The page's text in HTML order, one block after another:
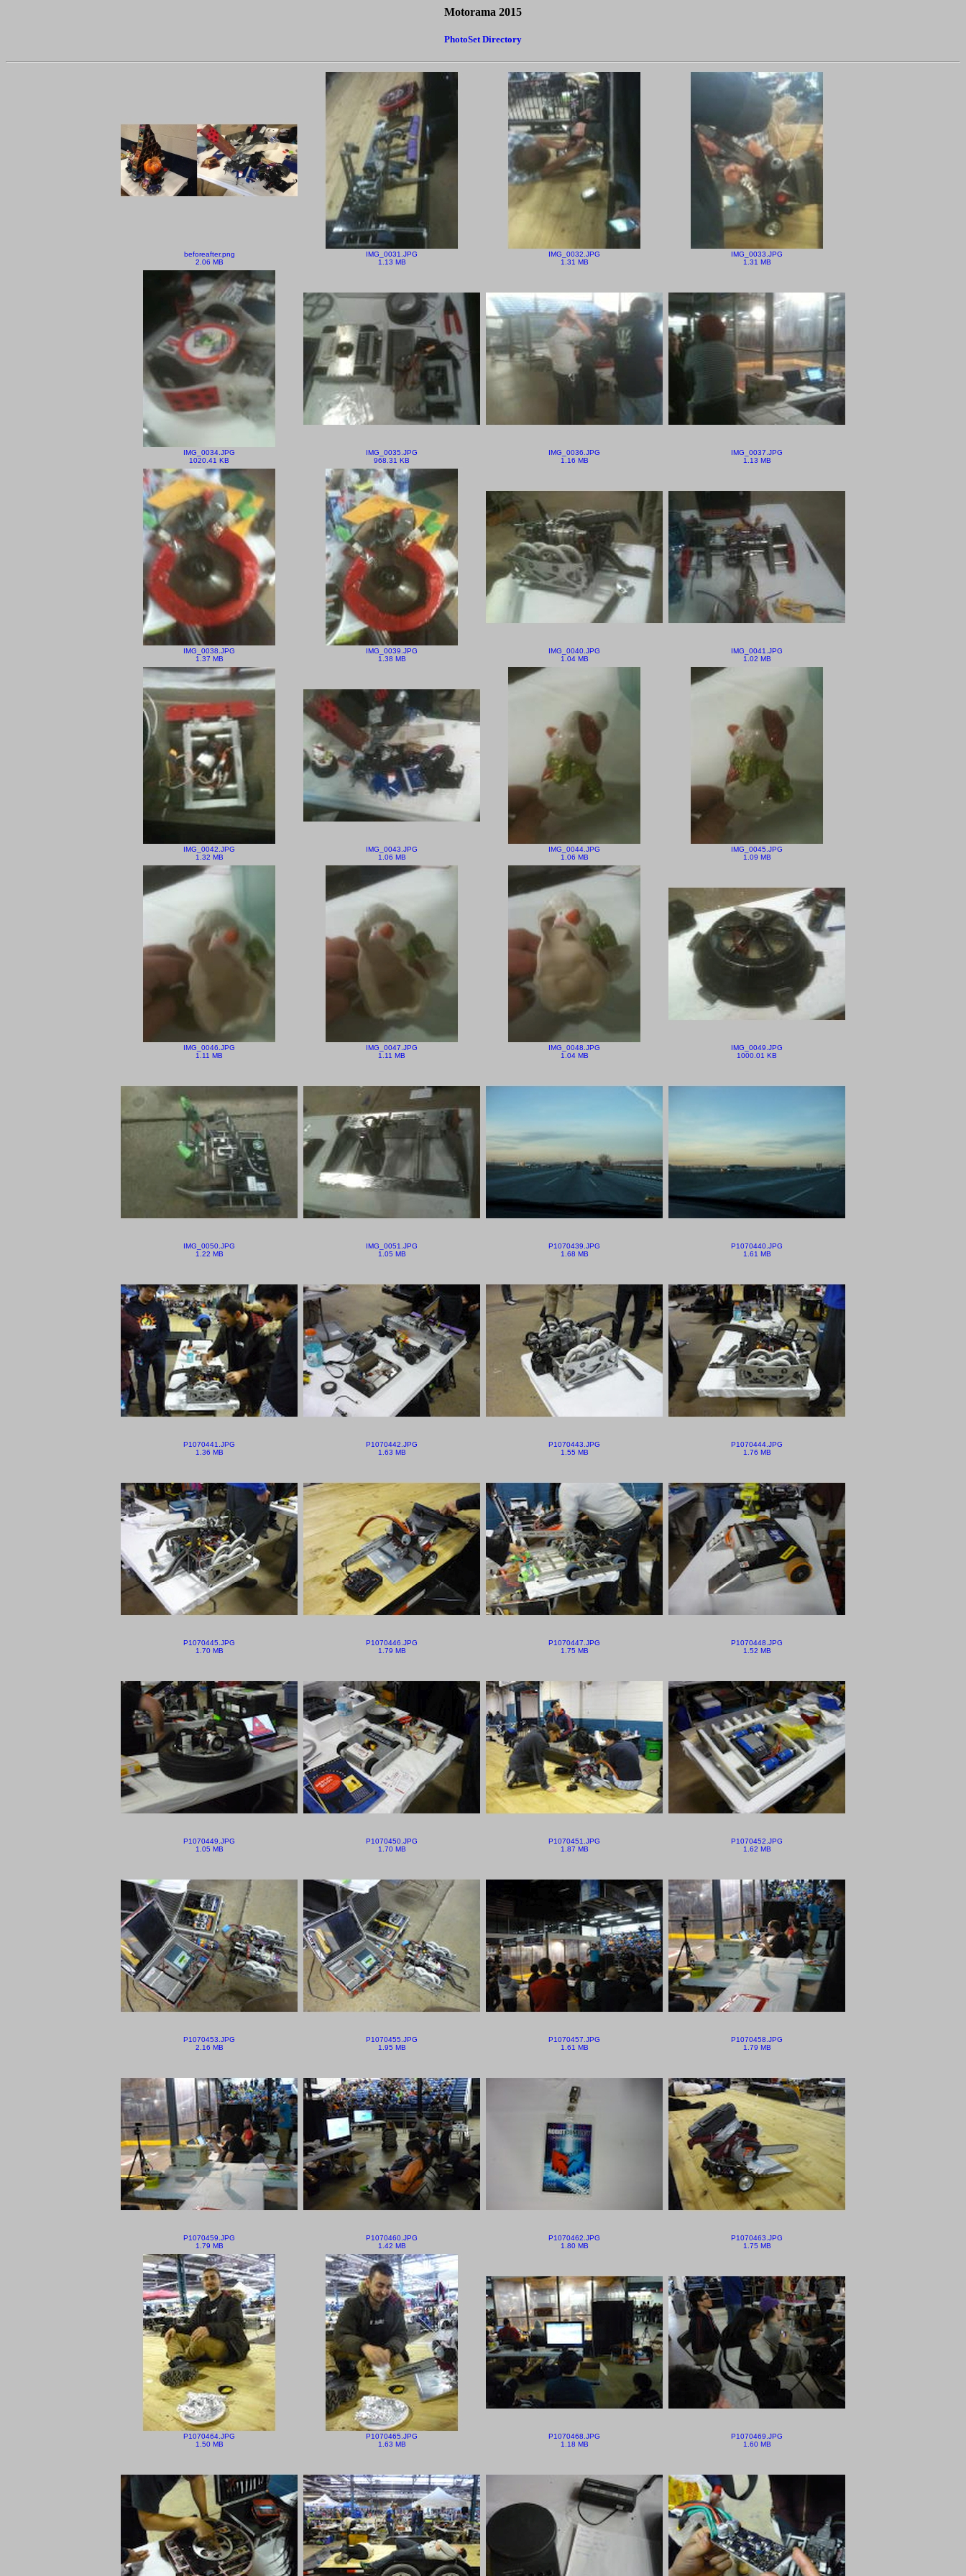
Motorama 2015
PhotoSet Directory
beforeafter.png
2.06 MB
IMG_0031.JPG
1.13 MB
IMG_0032.JPG
1.31 MB
IMG_0033.JPG
1.31 MB
IMG_0034.JPG
1020.41 KB
IMG_0035.JPG
968.31 KB
IMG_0036.JPG
1.16 MB
IMG_0037.JPG
1.13 MB
IMG_0038.JPG
1.37 MB
IMG_0039.JPG
1.38 MB
IMG_0040.JPG
1.04 MB
IMG_0041.JPG
1.02 MB
IMG_0042.JPG
1.32 MB
IMG_0043.JPG
1.06 MB
IMG_0044.JPG
1.06 MB
IMG_0045.JPG
1.09 MB
IMG_0046.JPG
1.11 MB
IMG_0047.JPG
1.11 MB
IMG_0048.JPG
1.04 MB
IMG_0049.JPG
1000.01 KB
IMG_0050.JPG
1.22 MB
IMG_0051.JPG
1.05 MB
P1070439.JPG
1.68 MB
P1070440.JPG
1.61 MB
P1070441.JPG
1.36 MB
P1070442.JPG
1.63 MB
P1070443.JPG
1.55 MB
P1070444.JPG
1.76 MB
P1070445.JPG
1.70 MB
P1070446.JPG
1.79 MB
P1070447.JPG
1.75 MB
P1070448.JPG
1.52 MB
P1070449.JPG
1.05 MB
P1070450.JPG
1.70 MB
P1070451.JPG
1.87 MB
P1070452.JPG
1.62 MB
P1070453.JPG
2.16 MB
P1070455.JPG
1.95 MB
P1070457.JPG
1.61 MB
P1070458.JPG
1.79 MB
P1070459.JPG
1.79 MB
P1070460.JPG
1.42 MB
P1070462.JPG
1.80 MB
P1070463.JPG
1.75 MB
P1070464.JPG
1.50 MB
P1070465.JPG
1.63 MB
P1070468.JPG
1.18 MB
P1070469.JPG
1.60 MB